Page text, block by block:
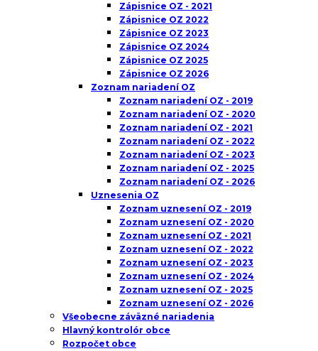
Zápisnice OZ - 2021
Zápisnice OZ 2022
Zápisnice OZ 2023
Zápisnice OZ 2024
Zápisnice OZ 2025
Zápisnice OZ 2026
Zoznam nariadení OZ
Zoznam nariadení OZ - 2019
Zoznam nariadení OZ - 2020
Zoznam nariadení OZ - 2021
Zoznam nariadení OZ - 2022
Zoznam nariadení OZ - 2023
Zoznam nariadení OZ - 2025
Zoznam nariadení OZ - 2026
Uznesenia OZ
Zoznam uznesení OZ - 2019
Zoznam uznesení OZ - 2020
Zoznam uznesení OZ - 2021
Zoznam uznesení OZ - 2022
Zoznam uznesení OZ - 2023
Zoznam uznesení OZ - 2024
Zoznam uznesení OZ - 2025
Zoznam uznesení OZ - 2026
Všeobecne záväzné nariadenia
Hlavný kontrolór obce
Rozpočet obce